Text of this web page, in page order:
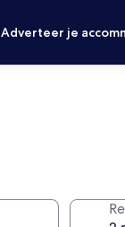
Adverteer je